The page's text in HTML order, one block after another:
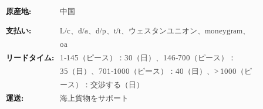
原産地: 中国
支払い:
L/c、d/a、d/p、t/t、ウェスタンユニオン、moneygram、
oa
リードタイム:
1-145（ピース）：30（日）、146-700（ピース）：
35（日）、701-1000（ピース）：40（日）、> 1000（ピ
ース）：交渉する（日）
運送:
海上貨物をサポート